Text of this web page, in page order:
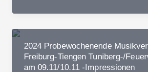
Musikverein
am
18.10/19.10
2024 Probewochenende
Freiburg-Tiengen Tuniberg-/
am 09.11/10.11 -Impressionen